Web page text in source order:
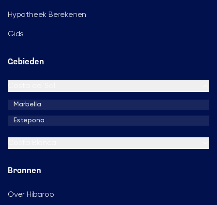
Hypotheek Berekenen
Gids
Gebieden
Marbella
Estepona
Bronnen
Over Hibaroo